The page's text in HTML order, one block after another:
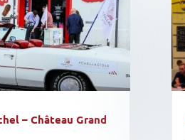
– Château Grand